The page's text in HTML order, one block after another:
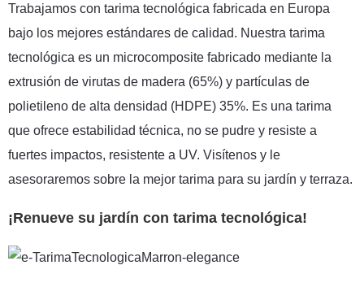
Trabajamos con tarima tecnológica fabricada en Europa
bajo los mejores estándares de calidad. Nuestra tarima
tecnológica es un microcomposite fabricado mediante la
extrusión de virutas de madera (65%) y partículas de
polietileno de alta densidad (HDPE) 35%. Es una tarima
que ofrece estabilidad técnica, no se pudre y resiste a
fuertes impactos, resistente a UV. Visítenos y le
asesoraremos sobre la mejor tarima para su jardín y terraza.
¡Renueve su jardín con tarima tecnológica!